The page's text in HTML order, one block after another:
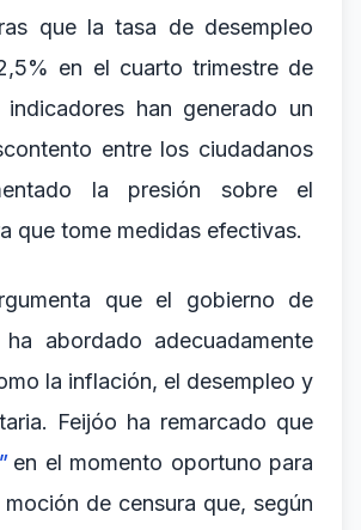
que la tasa de desempleo
en el cuarto trimestre de
han generado un
entre los ciudadanos
la presión sobre el
que tome medidas efectivas.
que el gobierno de
abordado adecuadamente
la inflación, el desempleo y
Feijóo ha remarcado que
en el momento oportuno para
moción de censura que, según